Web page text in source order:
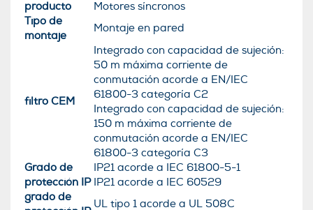
producto
Motores síncronos
Tipo de
montaje
Montaje en pared
filtro CEM
Integrado con capacidad de sujeción:
50 m máxima corriente de
conmutación acorde a EN/IEC
61800-3 categoría C2
Integrado con capacidad de sujeción:
150 m máxima corriente de
conmutación acorde a EN/IEC
61800-3 categoría C3
Grado de
protección IP
IP21 acorde a IEC 61800-5-1
IP21 acorde a IEC 60529
grado de
UL tipo 1 acorde a UL 508C